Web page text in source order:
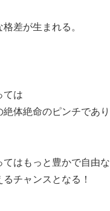
差が生まれる。
ては
絶体絶命のピンチであり
てはもっと豊かで自由な
チャンスとなる！